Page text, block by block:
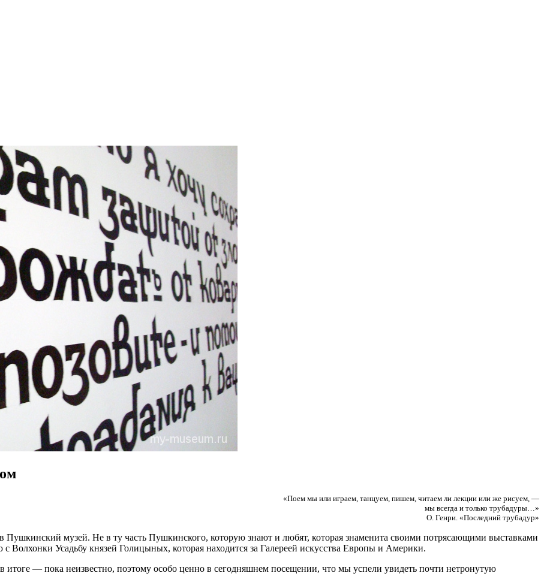
«Поем мы или играем, танцуем, пишем, читаем ли лекции или же рисуем, —
мы всегда и только трубадуры…»
О. Генри. «Последний трубадур»
музей. Не в ту часть Пушкинского, которую знают и любят, которая знаменита своими потрясающими выставками
Волхонки Усадьбу князей Голицыных, которая находится за Галереей искусства Европы и Америки.
итоге — пока неизвестно, поэтому особо ценно в сегодняшнем посещении, что мы успели увидеть почти нетронутую